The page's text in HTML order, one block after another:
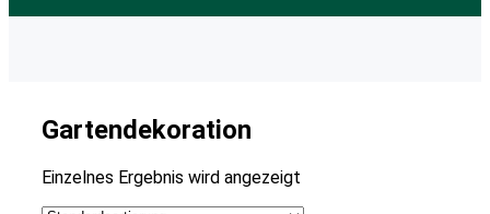
Gartendekoration
Einzelnes Ergebnis wird angezeigt